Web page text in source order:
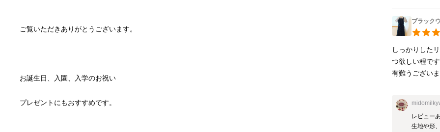
ブラック
しっかりした
つ欲しい程で
有難うござい
レビュー
生地や形